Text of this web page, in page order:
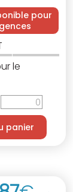
pour
le
panier